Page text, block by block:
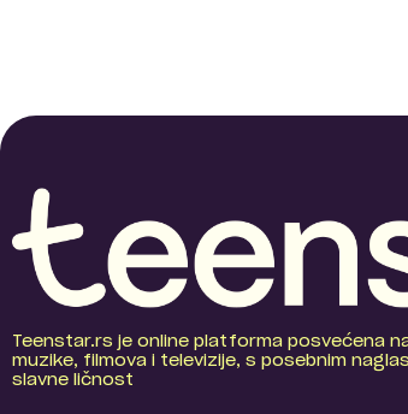
Teenstar.rs je online platforma posvećena
muzike, filmova i televizije, s posebnim
slavne ličnost